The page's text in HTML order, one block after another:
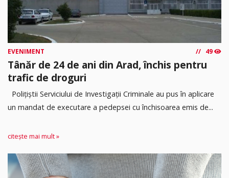
EVENIMENT 49
Tânăr de 24 de ani din Arad, închis pentru
trafic de droguri
Polițiștii Serviciului de Investigații Criminale au pus în aplicare
un mandat de executare a pedepsei cu închisoarea emis de...
citește mai mult »